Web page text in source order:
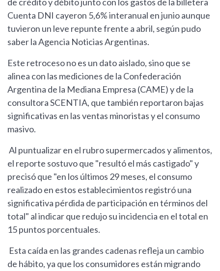
de crédito y débito junto con los gastos de la billetera
Cuenta DNI cayeron 5,6% interanual en junio aunque
tuvieron un leve repunte frente a abril, según pudo
saber la Agencia Noticias Argentinas.
Este retroceso no es un dato aislado, sino que se
alinea con las mediciones de la Confederación
Argentina de la Mediana Empresa (CAME) y de la
consultora SCENTIA, que también reportaron bajas
significativas en las ventas minoristas y el consumo
masivo.
Al puntualizar en el rubro supermercados y alimentos,
el reporte sostuvo que "resultó el más castigado" y
precisó que "en los últimos 29 meses, el consumo
realizado en estos establecimientos registró una
significativa pérdida de participación en términos del
total" al indicar que redujo su incidencia en el total en
15 puntos porcentuales.
Esta caída en las grandes cadenas refleja un cambio
de hábito, ya que los consumidores están migrando